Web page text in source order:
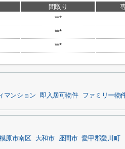
間取り
***
***
***
マンション 即入居可物件 ファミリー物
原市南区 大和市 座間市 愛甲郡愛川町